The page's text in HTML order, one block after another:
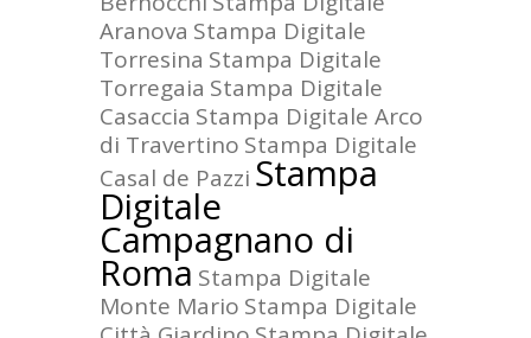
Aranova Stampa Digitale
Torresina Stampa Digitale
Torregaia Stampa Digitale
Casaccia Stampa Digitale Arco
di Travertino Stampa Digitale
Casal de Pazzi Stampa
Digitale
Campagnano di
Roma Stampa Digitale
Monte Mario Stampa Digitale